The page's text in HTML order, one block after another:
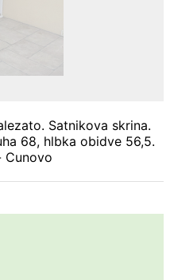
Satnikova skrina.
68, hlbka obidve 56,5.
Cunovo